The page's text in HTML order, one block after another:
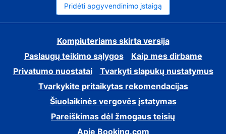
Pridėti apgyvendinimo įstaigą
Kompiuteriams skirta versija
Paslaugų teikimo sąlygos
Kaip mes dirbame
Privatumo nuostatai
Tvarkyti slapukų nustatymus
Tvarkykite pritaikytas rekomendacijas
Šiuolaikinės vergovės įstatymas
Pareiškimas dėl žmogaus teisių
Apie Booking.com